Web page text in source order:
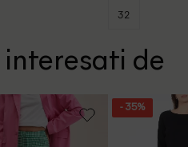
32
de
- 35%